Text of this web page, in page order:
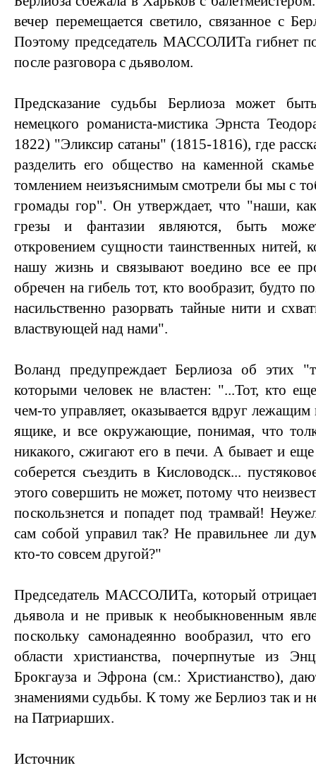
вечер перемещается светило, связанное с
Поэтому председатель МАССОЛИТа гибнет
после разговора с дьяволом.
Предсказание судьбы Берлиоза может
немецкого романиста-мистика Эрнста
1822) "Эликсир сатаны" (1815-1816), где
разделить его общество на каменной
томлением неизъяснимым смотрели бы мы с
громады гор". Он утверждает, что "наши,
грезы и фантазии являются, быть
откровением сущности таинственных нитей,
нашу жизнь и связывают воедино все ее
обречен на гибель тот, кто вообразит, будто
насильственно разорвать тайные нити и
властвующей над нами".
Воланд предупреждает Берлиоза об этих
которыми человек не властен: "...Тот, кто
чем-то управляет, оказывается вдруг
ящике, и все окружающие, понимая, что
никакого, сжигают его в печи. А бывает и
соберется съездить в Кисловодск...
этого совершить не может, потому что
поскользнется и попадет под трамвай!
сам собой управил так? Не правильнее ли
кто-то совсем другой?"
Председатель МАССОЛИТа, который
дьявола и не привык к необыкновенным
поскольку самонадеянно вообразил, что
области христианства, почерпнутые из
Брокгауза и Эфрона (см.: Христианство),
знамениями судьбы. К тому же Берлиоз так и
на Патриарших.
Источник